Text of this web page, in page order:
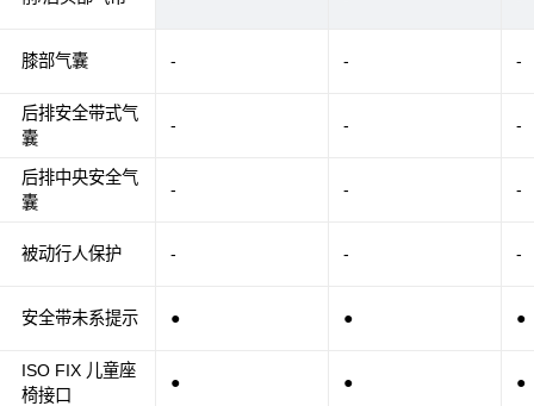
膝部气囊
后排安全带式气
囊
后排中央安全气
囊
被动行人保护
安全带未系提示
ISO FIX 儿童座
椅接口
- - -
- - -
- - -
- - -
● ● ●
● ● ●